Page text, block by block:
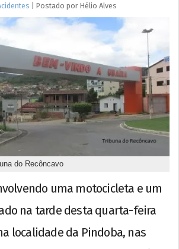
Postado por Hélio Alves
do Recôncavo
uma motocicleta e um
na tarde desta quarta-feira
localidade da Pindoba, nas